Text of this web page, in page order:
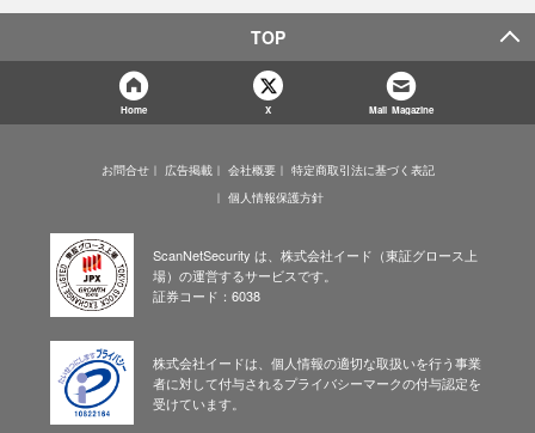
TOP
Home X Mail Magazine
お問合せ 広告掲載 会社概要
特定商取引法に基づく表記
個人情報保護方針
ScanNetSecurity は、株式会社イード（東証グロース上
場）の運営するサービスです。
証券コード：6038
株式会社イードは、個人情報の適切な取扱いを行う事業
者に対して付与されるプライバシーマークの付与認定を
受けています。